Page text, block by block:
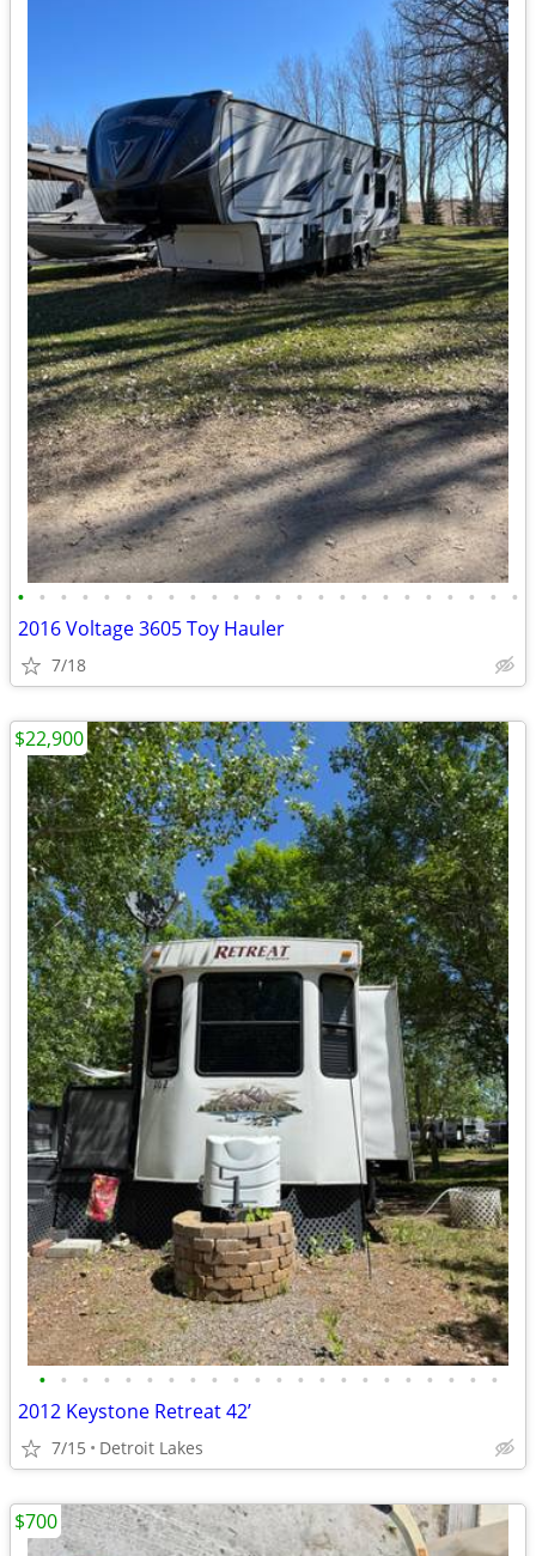
• • • • • • • • • • • • • • • • • • • • • • • •
2016 Voltage 3605 Toy Hauler
7/18
• • • • • • • • • • • • • • • • • • • • • •
2012 Keystone Retreat 42’
7/15 Detroit Lakes
$22,900
$700